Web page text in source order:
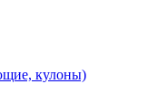
кулоны)